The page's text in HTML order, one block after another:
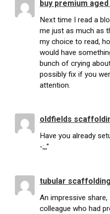
buy premium
Next time I read a
me just as much as
my choice to read,
would have
bunch of crying
possibly fix if you
attention.
oldfields
Have you already
-;,,”
tubular scaffolding
An impressive
colleague who had